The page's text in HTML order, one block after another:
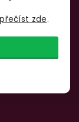
zde.